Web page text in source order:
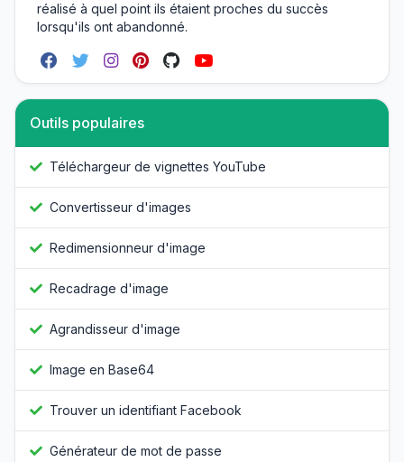
réalisé à quel point ils étaient proches du succès
lorsqu'ils ont abandonné.
Outils populaires
Téléchargeur de vignettes YouTube
Convertisseur d'images
Redimensionneur d'image
Recadrage d'image
Agrandisseur d'image
Image en Base64
Trouver un identifiant Facebook
Générateur de mot de passe